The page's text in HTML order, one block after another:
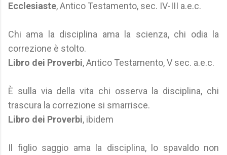
Ecclesiaste, Antico Testamento, sec. IV-III a.e.c.
Chi ama la disciplina ama la scienza, chi odia la
correzione è stolto.
Libro dei Proverbi, Antico Testamento, V sec. a.e.c.
È sulla via della vita chi osserva la disciplina, chi
trascura la correzione si smarrisce.
Libro dei Proverbi, ibidem
Il figlio saggio ama la disciplina, lo spavaldo non